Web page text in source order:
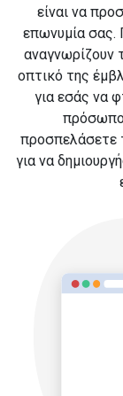
είναι να
επωνυμία σας.
αναγνωρίζουν
οπτικό της
για εσάς να
πρόσωπο
προσπελάσετε
για να